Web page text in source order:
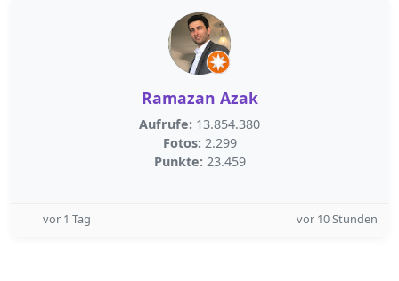
Ramazan Azak
Aufrufe: 13.854.380
Fotos: 2.299
Punkte: 23.459
vor 1 Tag vor 10 Stunden